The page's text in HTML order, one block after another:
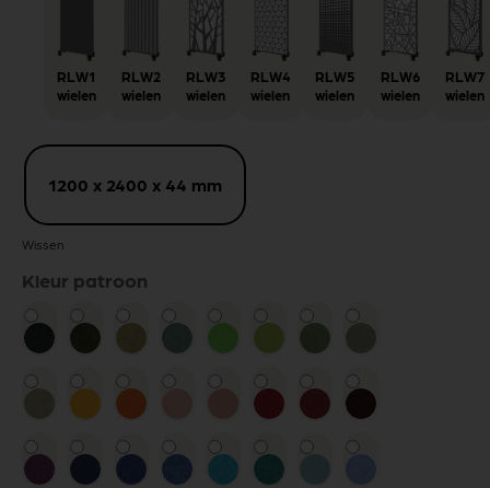
RLW1
wielen
RLW2
wielen
RLW3
wielen
RLW4
wielen
RLW5
wielen
RLW6
wielen
RLW7
wielen
1200 x 2400 x 44 mm
Wissen
Kleur patroon